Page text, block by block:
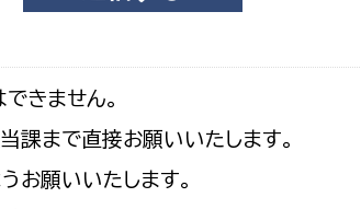
きません。
課まで直接お願いいたします。
お願いいたします。